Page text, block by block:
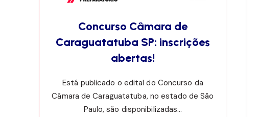
Concurso Câmara de
Caraguatatuba SP: inscrições
abertas!
Está publicado o edital do Concurso da
Câmara de Caraguatatuba, no estado de São
Paulo, são disponibilizadas…